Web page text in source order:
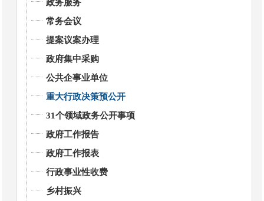
政务服务
常务会议
提案议案办理
政府集中采购
公共企事业单位
重大行政决策预公开
31个领域政务公开事项
政府工作报告
政府工作报表
行政事业性收费
乡村振兴